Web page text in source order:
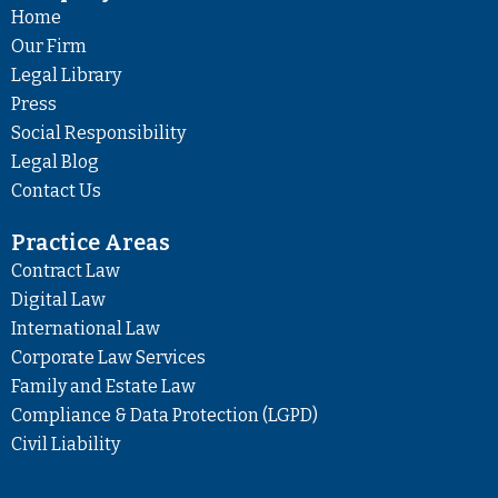
b
o
o
k
r
m
Home
Our Firm
Legal Library
Press
Social Responsibility
Legal Blog
Contact Us
Practice Areas
Contract Law
Digital Law
International Law
Corporate Law Services
Family and Estate Law
Compliance & Data Protection (LGPD)
Civil Liability